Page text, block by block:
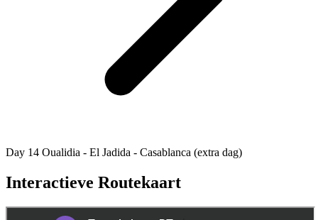
Day 14 Oualidia - El Jadida - Casablanca (extra dag)
Interactieve Routekaart